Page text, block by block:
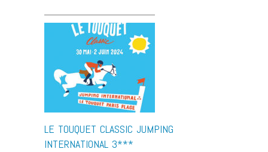
LE TOUQUET CLASSIC JUMPING
INTERNATIONAL 3***